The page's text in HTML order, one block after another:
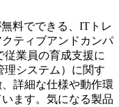
料でできる、ITトレ
ティブアンドカンパ
従業員の育成支援に
理システム ）に関す
詳細な仕様や動作環
ます。気になる製品